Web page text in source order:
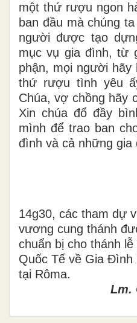
một thứ rượu ngon
ban đầu mà chúng
người được tạo
mục vụ gia đình, từ
phận, mọi người hãy
thứ rượu tình yêu
Chúa, vợ chồng hãy
Xin chúa đổ đầy
mình để trao ban
đình và cả những gia
14g30, các tham dự
vương cung thánh
chuẩn bị cho thánh
Quốc Tế về Gia Đình
tại Rôma.
Lm.